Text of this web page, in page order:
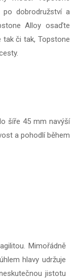
dobrodružství a
Alloy osaďte
tak či tak, Topstone
šíře 45 mm navýší
a pohodlí během
Mimořádně
hlavy udržuje
jistotu